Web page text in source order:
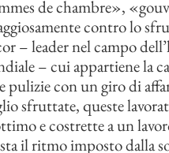
de chambre»,
contro lo
– leader nel campo
– cui appartiene la
pulizie con un giro di
sfruttate, queste
e costrette a un
il ritmo imposto dalla